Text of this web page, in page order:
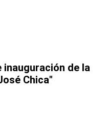
inauguración de la
Chica"